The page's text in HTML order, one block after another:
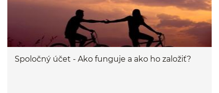
Spoločný účet - Ako funguje a ako ho založiť?